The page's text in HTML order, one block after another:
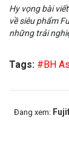
Hy vọng bài
về siêu phẩm
những trải
Tags: #BH
Đang xem: